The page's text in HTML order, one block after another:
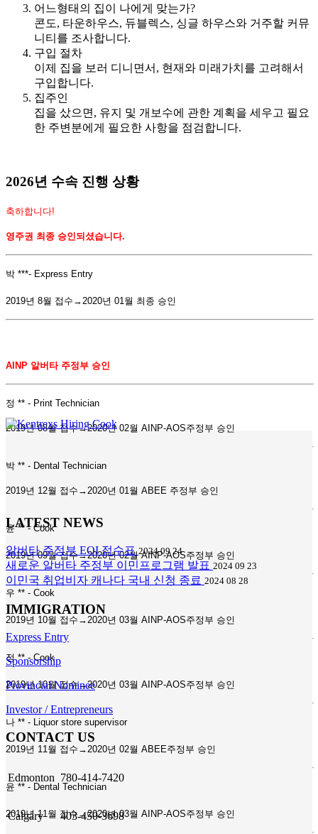
어느형태의 집이 나에게 맞는가?
콘도, 타운하우스, 듀블렉스, 싱글 하우스와 거주할 커뮤
니티를 조사합니다.
구입 절차
이제 집을 보러 디니면서, 현재와 미래가치를 고려해서
구입합니다.
집주인
집을 샀으면, 유지 및 개보수에 관한 계획을 세우고 필요
한 주변분에게 필요한 사항을 점검합니다.
2026년 수속 진행 상황
축하합니다!
영주권 최종 승인되셨습니다.
박 ***- Express Entry
2019년 8월 접수→2020년 01월 최종 승인
AINP 알버타 주정부 승인
정 ** - Print Technician
2019년 08월 접수→2020년 02월 AINP-AOS주정부 승인
박 ** - Dental Technician
2019년 12월 접수→2020년 01월 ABEE 주정부 승인
윤 ** - Cook
2019년 09월 접수→2020년 02월 AINP-AOS주정부 승인
우 ** - Cook
2019년 10월 접수→2020년 03월 AINP-AOS주정부 승인
정 ** - Cook
2019년 10월 접수→2020년 03월 AINP-AOS주정부 승인
나 ** - Liquor store supervisor
2019년 11월 접수→2020년 02월 ABEE주정부 승인
윤 ** - Dental Technician
2019년 11월 접수→2020년 03월 AINP-AOS주정부 승인
LATEST NEWS
알버타 주정부 EOI 점수표2024 09 24
새로운 알버타 주정부 이민프로그램 발표 2024 09 23
이민국 취업비자 캐나다 국내 신청 종료 2024 08 28
IMMIGRATION
Express Entry
Sponsorship
Provincial Nominee
Investor / Entrepreneurs
CONTACT US
Edmonton 780-414-7420
Calgary 403-450-3698